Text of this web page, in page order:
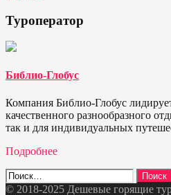
Туроператор
Библио-Глобус
Компания Библио-Глобус
качественного разнообразного
так и для индивидуальных
Подробнее
Найти:
© 2018-2025 Дешевые горящие